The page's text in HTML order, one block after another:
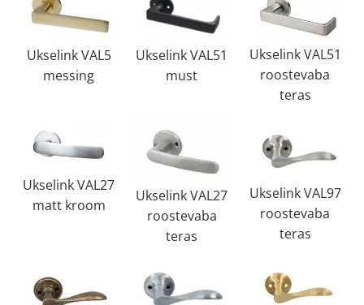
Ukselink VAL5
messing
Ukselink VAL51
must
Ukselink VAL51
roostevaba
teras
Ukselink VAL27
matt kroom
Ukselink VAL27
roostevaba
teras
Ukselink VAL97
roostevaba
teras